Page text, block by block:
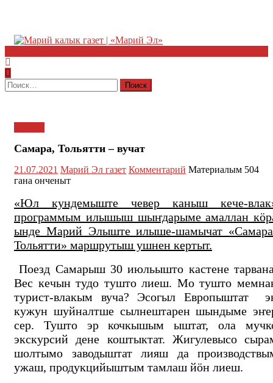
Найти:
Самара, Тольятти – вучат
21.07.2021 Марий Эл газет Комментарий Материалым 504
гана онченыт
«Юл кундемыште чевер каныш кече-
программым илышыш шыҥдарыме амаллан
ынде Марий Элыште илыше-шамычат
Тольятти» маршрутыш ушнен кертыт.
Поезд Самарыш 30 июльышто кастене
Вес кечын тудо тушто лиеш. Мо тушто
турист-влакым вуча? Эсогыл Европыштат
кужун шуйналтше сылнештарен шындыме
сер. Тушто эр кочкышым ыштат, ола
экскурсий дене коштыктат. Жигулевысо
шолтымо заводыштат лияш да
ужаш, продукцийыштым тамлаш йӧн лиеш.